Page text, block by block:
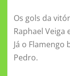
Os gols da
Raphael Veiga
Já o Flamengo
Pedro.